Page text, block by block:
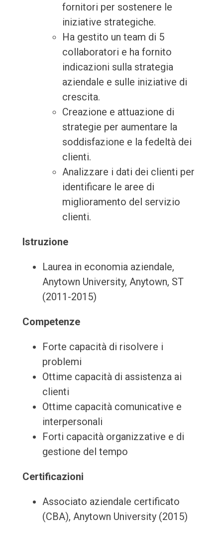
fornitori per sostenere le
iniziative strategiche.
Ha gestito un team di 5
collaboratori e ha fornito
indicazioni sulla strategia
aziendale e sulle iniziative di
crescita.
Creazione e attuazione di
strategie per aumentare la
soddisfazione e la fedeltà dei
clienti.
Analizzare i dati dei clienti per
identificare le aree di
miglioramento del servizio
clienti.
Istruzione
Laurea in economia aziendale,
Anytown University, Anytown, ST
(2011-2015)
Competenze
Forte capacità di risolvere i
problemi
Ottime capacità di assistenza ai
clienti
Ottime capacità comunicative e
interpersonali
Forti capacità organizzative e di
gestione del tempo
Certificazioni
Associato aziendale certificato
(CBA), Anytown University (2015)